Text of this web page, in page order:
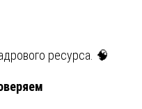
ресурса. 🧠